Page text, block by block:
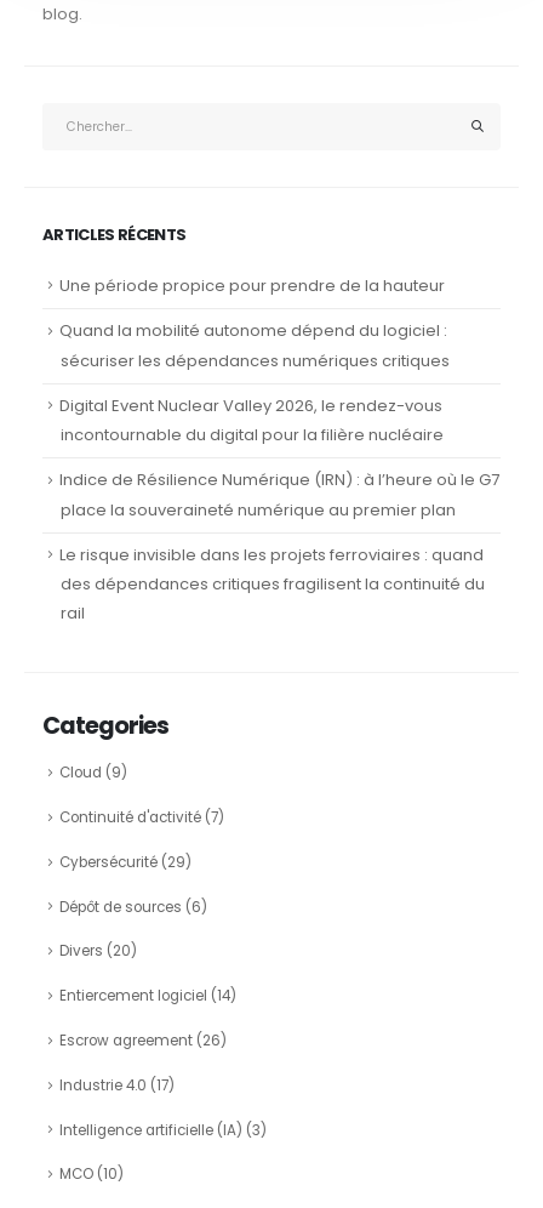
blog.
ARTICLES RÉCENTS
Une période propice pour prendre de la hauteur
Quand la mobilité autonome dépend du logiciel :
sécuriser les dépendances numériques critiques
Digital Event Nuclear Valley 2026, le rendez-vous
incontournable du digital pour la filière nucléaire
Indice de Résilience Numérique (IRN) : à l’heure où le G7
place la souveraineté numérique au premier plan
Le risque invisible dans les projets ferroviaires : quand
des dépendances critiques fragilisent la continuité du
rail
Categories
Cloud (9)
Continuité d'activité(7)
Cybersécurité(29)
Dépôt de sources (6)
Divers (20)
Entiercement logiciel (14)
Escrow agreement(26)
Industrie 4.0 (17)
Intelligence artificielle (IA) (3)
MCO(10)